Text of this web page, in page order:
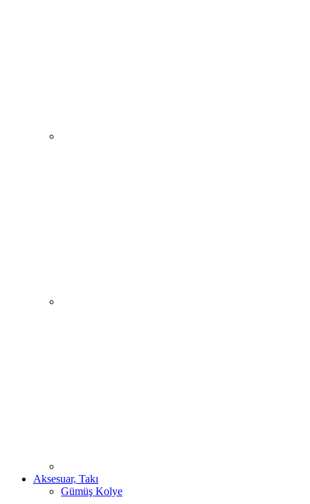
Aksesuar, Takı
Gümüş Kolye